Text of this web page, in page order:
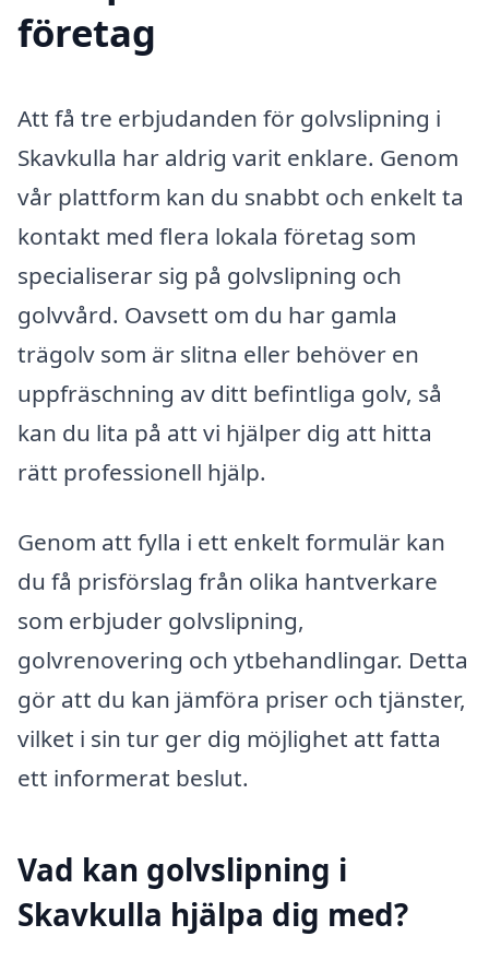
företag
Att få tre erbjudanden för golvslipning i
Skavkulla har aldrig varit enklare. Genom
vår plattform kan du snabbt och enkelt ta
kontakt med flera lokala företag som
specialiserar sig på golvslipning och
golvvård. Oavsett om du har gamla
trägolv som är slitna eller behöver en
uppfräschning av ditt befintliga golv, så
kan du lita på att vi hjälper dig att hitta
rätt professionell hjälp.
Genom att fylla i ett enkelt formulär kan
du få prisförslag från olika hantverkare
som erbjuder golvslipning,
golvrenovering och ytbehandlingar. Detta
gör att du kan jämföra priser och tjänster,
vilket i sin tur ger dig möjlighet att fatta
ett informerat beslut.
Vad kan golvslipning i
Skavkulla hjälpa dig med?